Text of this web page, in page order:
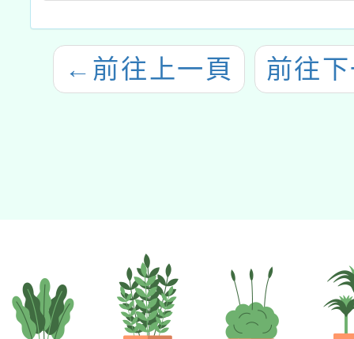
← 前往上一頁 前往